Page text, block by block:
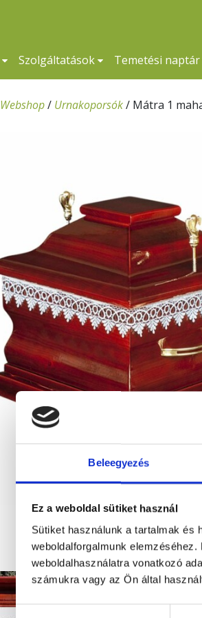
Beleegyezés
Ez a weboldal sütiket használ
Sütiket használunk a tartalmak és
weboldalforgalmunk
weboldalhasználatra vonatkozó
számukra vagy az Ön által
Hozzájárulás
Szolgáltatások Temetési naptár
Webshop/ Urnakoporsók/ Mátra 1